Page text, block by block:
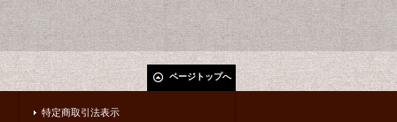
ページトップへ
特定商取引法表示